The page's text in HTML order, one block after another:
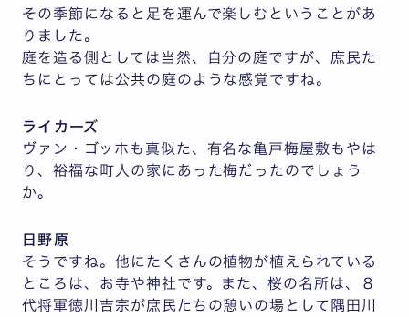
その季節になると足を運んで楽しむということがあ
りました。
庭を造る側としては当然、自分の庭ですが、庶民た
ちにとっては公共の庭のような感覚ですね。
ライカーズ
ヴァン・ゴッホも真似た、有名な亀戸梅屋敷もやは
り、裕福な町人の家にあった梅だったのでしょう
か。
日野原
そうですね。他にたくさんの植物が植えられている
ところは、お寺や神社です。また、桜の名所は、８
代将軍徳川吉宗が庶民たちの憩いの場として隅田川